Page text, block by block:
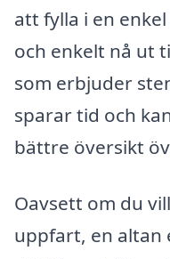
att fylla i en
och enkelt nå ut
som erbjuder
sparar tid och
bättre översikt
Oavsett om du
uppfart, en altan